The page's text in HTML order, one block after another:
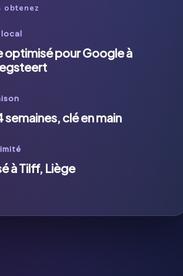
obtenez
local
optimisé pour Google à
clé en main
à Tilff, Liège